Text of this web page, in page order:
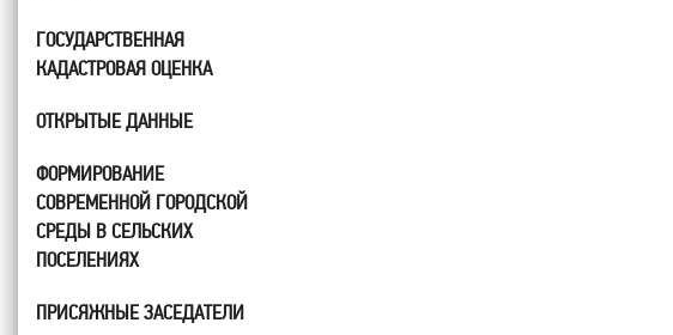
ГОСУДАРСТВЕННАЯ
КАДАСТРОВАЯ ОЦЕНКА
ОТКРЫТЫЕ ДАННЫЕ
ФОРМИРОВАНИЕ
СОВРЕМЕННОЙ ГОРОДСКОЙ
СРЕДЫ В СЕЛЬСКИХ
ПОСЕЛЕНИЯХ
ПРИСЯЖНЫЕ ЗАСЕДАТЕЛИ